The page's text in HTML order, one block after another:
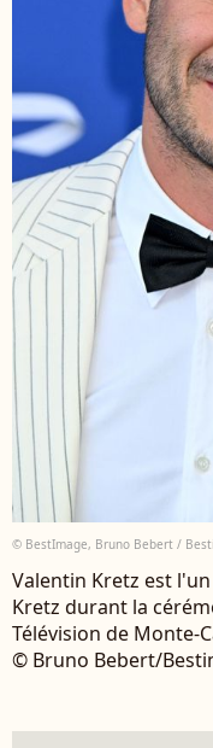
© BestImage, Bruno Bebert /
Valentin Kretz est
Kretz durant la
Télévision de Monte-
© Bruno Bebert/